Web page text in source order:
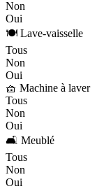
Non
Oui
🍽️ Lave-vaisselle
Tous
Non
Oui
🧺 Machine à laver
Tous
Non
Oui
🛋️ Meublé
Tous
Non
Oui